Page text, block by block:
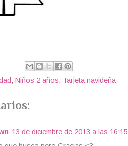
, Niños 2 años, Tarjeta navideña
13 de diciembre de 2013 a las 16:15